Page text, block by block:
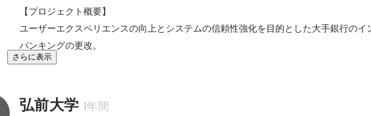
【プロジェクト概要】
ユーザーエクスペリエンスの向上とシステムの信頼性強化を目的とした大手銀行のイ
バンキングの更改。
さらに表示
弘前大学 1年間